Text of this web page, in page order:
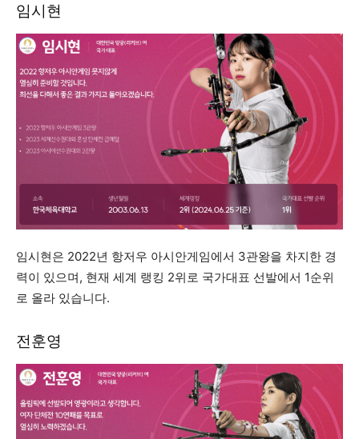
임시현
임시현은 2022년 항저우 아시안게임에서 3관왕을 차지한 경
력이 있으며, 현재 세계 랭킹 2위로 국가대표 선발에서 1순위
로 올라 있습니다.
전훈영